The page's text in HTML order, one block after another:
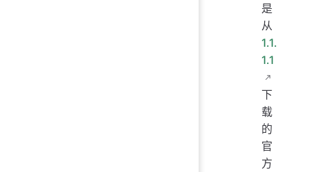
是
从
1.1.
1.1
下
载
的
官
方